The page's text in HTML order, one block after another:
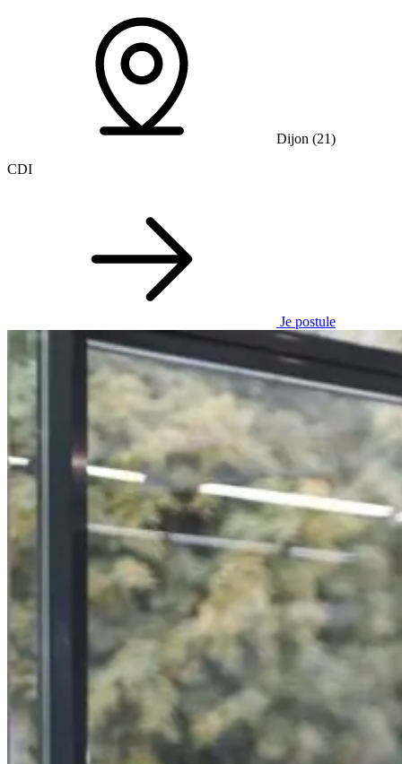
Dijon (21)
CDI
Je postule